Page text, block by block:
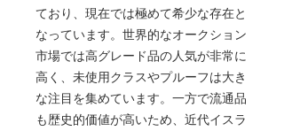
ており、現在では極めて希少な存在と
なっています。世界的なオークション
市場では高グレード品の人気が非常に
高く、未使用クラスやプルーフは大き
な注目を集めています。一方で流通品
も歴史的価値が高いため、近代イスラ